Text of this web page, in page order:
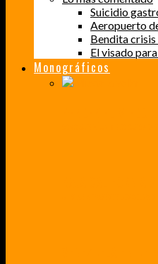
Suicidio
Aeropuerto
Bendita crisis
El visado
Monográficos